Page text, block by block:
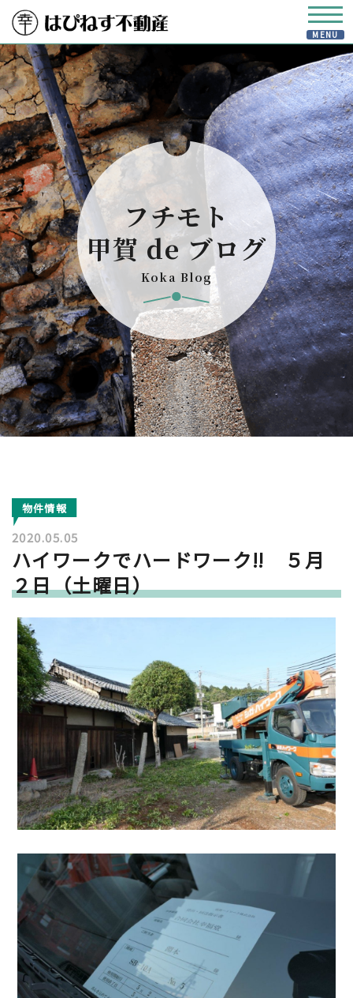
フチモト
甲賀 de ブログ
Koka Blog
物件情報
2020.05.05
ハイワークでハードワーク‼ ５月
２日（土曜日）